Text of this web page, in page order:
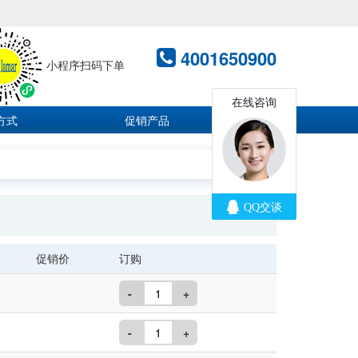
小程序扫码下单 4001650900
式 促销产品
促销价 订购
- +
- +